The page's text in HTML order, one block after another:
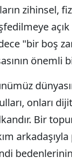
zihinsel,
"bir boş
önemli
onları
Bir
arkadaşıyla
bedenlerinin